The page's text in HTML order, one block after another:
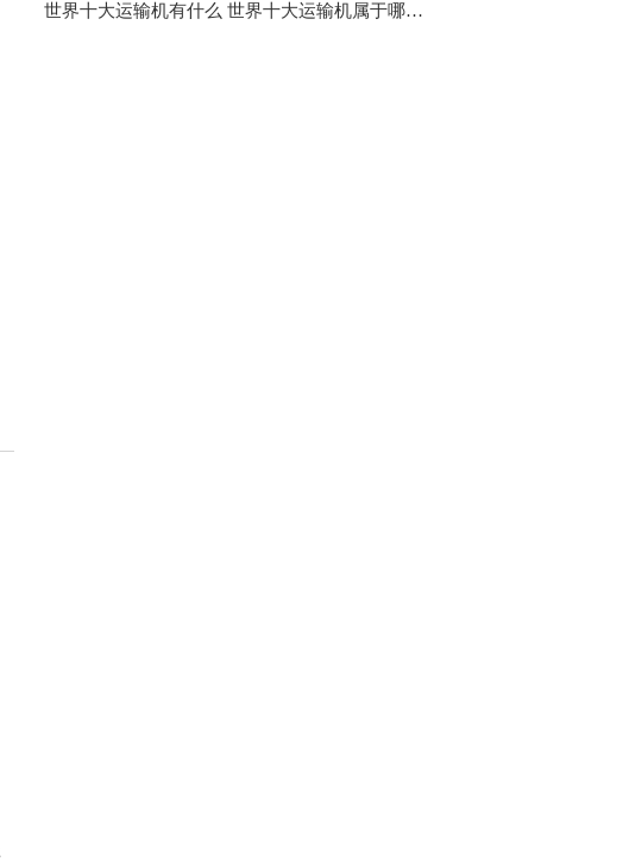
世界十大运输机有什么 世界十大运输机属于哪个国家？